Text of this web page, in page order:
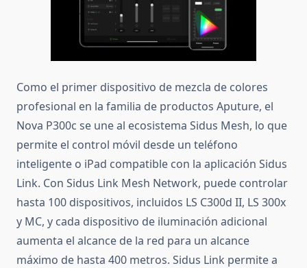
Como el primer dispositivo de mezcla de colores
profesional en la familia de productos Aputure, el
Nova P300c se une al ecosistema Sidus Mesh, lo que
permite el control móvil desde un teléfono
inteligente o iPad compatible con la aplicación Sidus
Link. Con Sidus Link Mesh Network, puede controlar
hasta 100 dispositivos, incluidos LS C300d II, LS 300x
y MC, y cada dispositivo de iluminación adicional
aumenta el alcance de la red para un alcance
máximo de hasta 400 metros. Sidus Link permite a